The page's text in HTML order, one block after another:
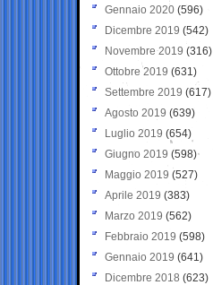
Gennaio 2020 (596)
Dicembre 2019 (542)
Novembre 2019 (316)
Ottobre 2019 (631)
Settembre 2019 (617)
Agosto 2019 (639)
Luglio 2019 (654)
Giugno 2019 (598)
Maggio 2019 (527)
Aprile 2019 (383)
Marzo 2019 (562)
Febbraio 2019 (598)
Gennaio 2019 (641)
Dicembre 2018 (623)